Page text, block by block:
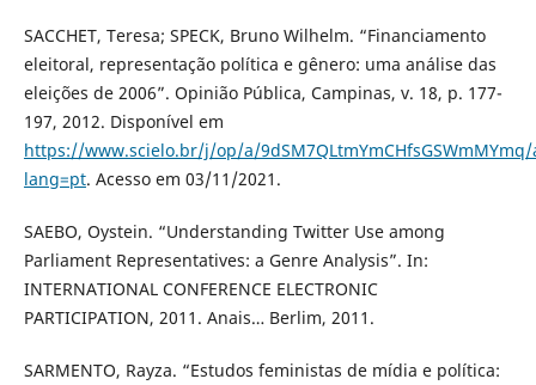
SACCHET, Teresa; SPECK, Bruno Wilhelm. “Financiamento
eleitoral, representação política e gênero: uma análise das
eleições de 2006”. Opinião Pública, Campinas, v. 18, p. 177-
197, 2012. Disponível em
https://www.scielo.br/j/op/a/
lang=pt. Acesso em 03/11/2021.
SAEBO, Oystein. “Understanding Twitter Use among
Parliament Representatives: a Genre Analysis”. In:
INTERNATIONAL CONFERENCE ELECTRONIC
PARTICIPATION, 2011. Anais… Berlim, 2011.
SARMENTO, Rayza. “Estudos feministas de mídia e política: